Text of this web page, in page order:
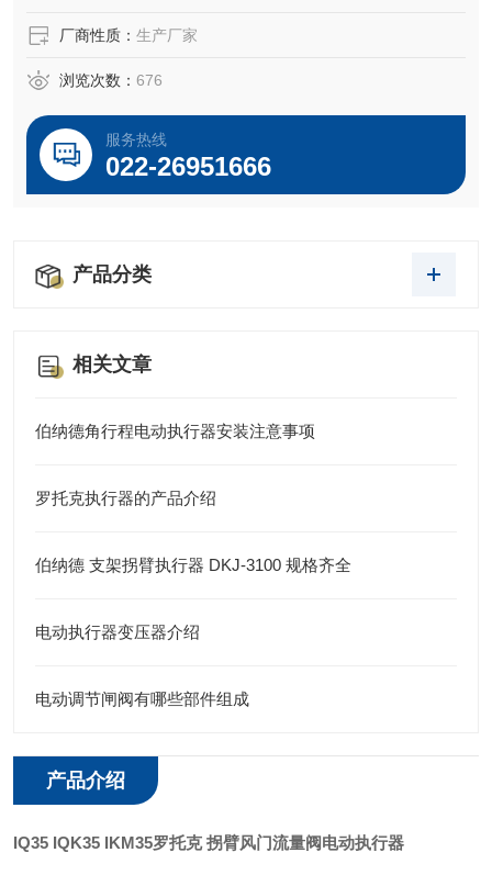
厂商性质： 生产厂家
浏览次数： 676
服务热线
022-26951666
产品分类
相关文章
伯纳德角行程电动执行器安装注意事项
罗托克执行器的产品介绍
伯纳德 支架拐臂执行器 DKJ-3100 规格齐全
电动执行器变压器介绍
电动调节闸阀有哪些部件组成
产品介绍
IQ35 IQK35 IKM35罗托克 拐臂风门流量阀电动执行器